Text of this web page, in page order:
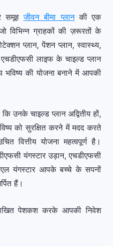
समूहजीवन बीमा प्लानकी एक
विभिन्न ग्राहकों की ज़रूरतों के
प्लान, पेंशन प्लान, स्वास्थ्य,
लाइफ के चाइल्ड प्लान
की योजना बनाने में आपकी
उनके चाइल्ड प्लान अद्वितीय हों,
को सुरक्षित करने में मदद करते
वित्तीय योजना महत्वपूर्ण है।
यंगस्टार उड़ान, एचडीएफसी
यंगस्टार आपके बच्चे के सपनों
हैं।
पेशकश करके आपकी निवेश